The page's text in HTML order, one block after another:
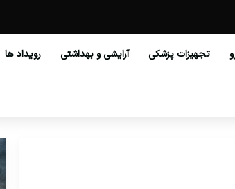
تجهیزات پزشکی آرایشی و بهداشتی رویداد ها